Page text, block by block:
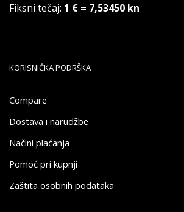
Fiksni tečaj: 1 € = 7,53450 kn
KORISNIČKA PODRŠKA
Compare
Dostava i narudžbe
Načini plaćanja
Pomoć pri kupnji
Zaštita osobnih podataka